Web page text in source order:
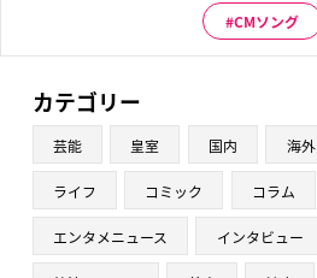
CMソング
カテゴリー
芸能 皇室 国内 海外
ライフ コミック コラム
エンタメニュース インタビュー